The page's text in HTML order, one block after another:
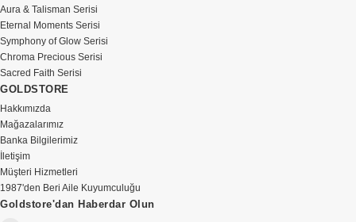
Aura & Talisman Serisi
Eternal Moments Serisi
Symphony of Glow Serisi
Chroma Precious Serisi
Sacred Faith Serisi
GOLDSTORE
Hakkımızda
Mağazalarımız
Banka Bilgilerimiz
İletişim
Müşteri Hizmetleri
1987'den Beri Aile Kuyumculuğu
Goldstore'dan Haberdar Olun